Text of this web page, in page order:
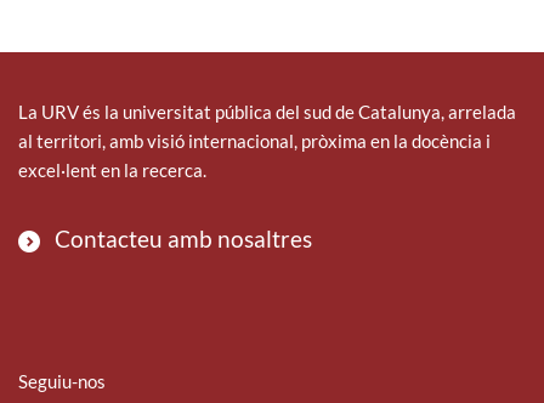
La URV és la universitat pública del sud de Catalunya, arrelada
al territori, amb visió internacional, pròxima en la docència i
excel·lent en la recerca.
Contacteu amb nosaltres
Seguiu-nos